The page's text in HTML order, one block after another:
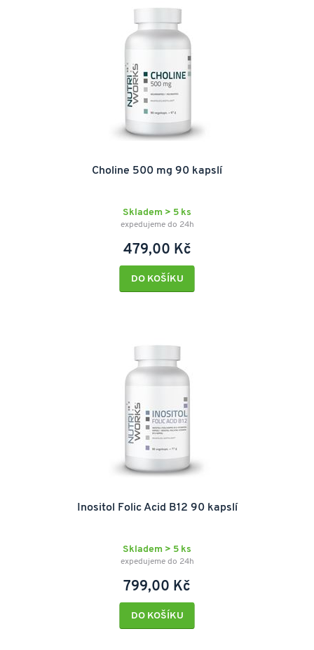
Choline 500 mg 90 kapslí
Skladem > 5 ks
expedujeme do 24h
479,00 Kč
DO KOŠÍKU
Inositol Folic Acid B12 90 kapslí
Skladem > 5 ks
expedujeme do 24h
799,00 Kč
DO KOŠÍKU